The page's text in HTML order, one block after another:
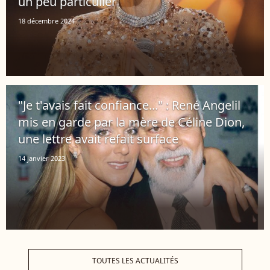
18 décembre 2024
" Je t'avais fait confiance..." : René Angelil
mis en garde par la mère de Céline Dion,
une lettre avait refait surface
14 janvier 2023
TOUTES LES ACTUALITÉS